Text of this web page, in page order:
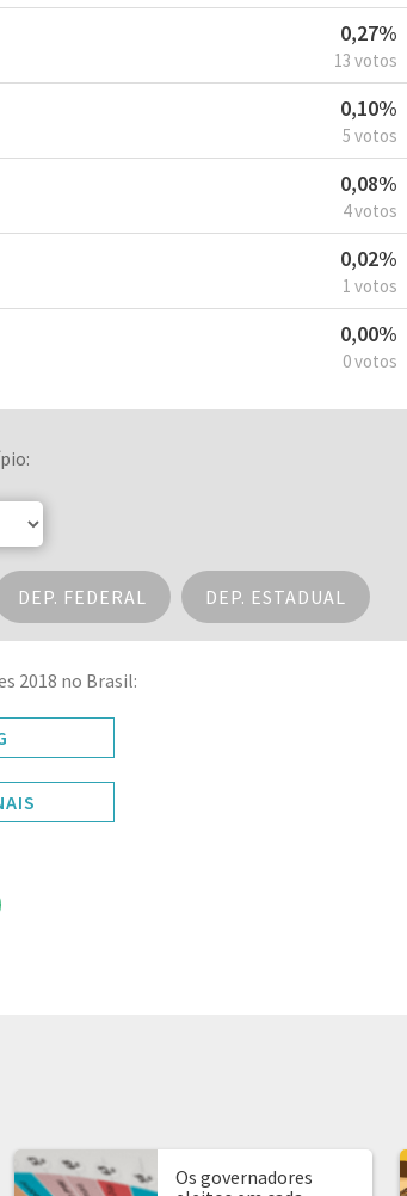
0,27%
13 votos
0,10%
5 votos
0,08%
4 votos
0,02%
1 votos
0,00%
0 votos
DEP. FEDERAL DEP. ESTADUAL
2018 no Brasil:
Os governadores